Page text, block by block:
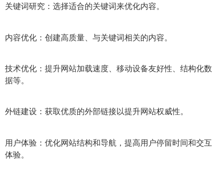
关键词研究：选择适合的关键词来优化内容。
内容优化：创建高质量、与关键词相关的内容。
技术优化：提升网站加载速度、移动设备友好性、结构化数
据等。
外链建设：获取优质的外部链接以提升网站权威性。
用户体验：优化网站结构和导航，提高用户停留时间和交互
体验。